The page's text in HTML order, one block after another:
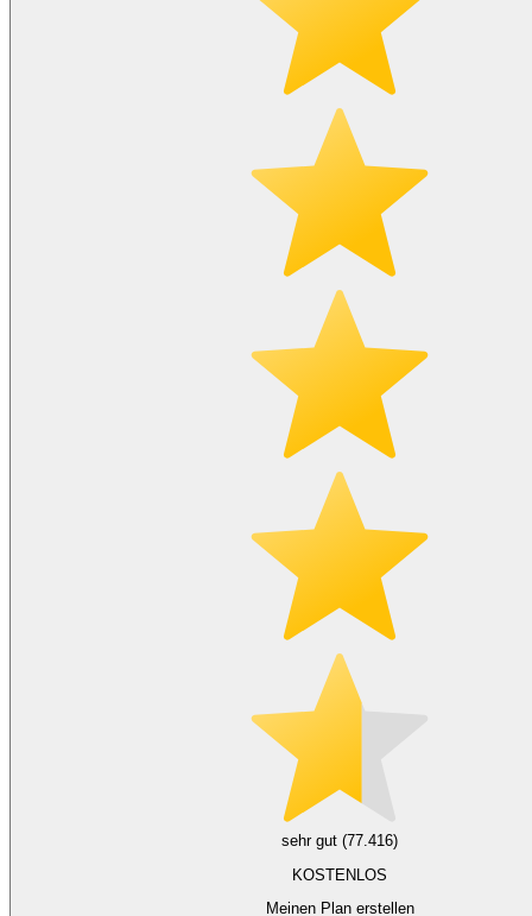
sehr gut (77.416)
KOSTENLOS
Meinen Plan erstellen